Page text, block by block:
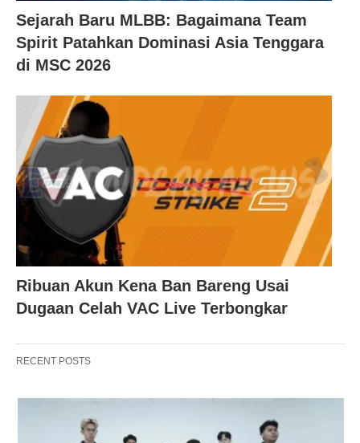
Sejarah Baru MLBB: Bagaimana Team
Spirit Patahkan Dominasi Asia Tenggara
di MSC 2026
Ribuan Akun Kena Ban Bareng Usai
Dugaan Celah VAC Live Terbongkar
RECENT POSTS